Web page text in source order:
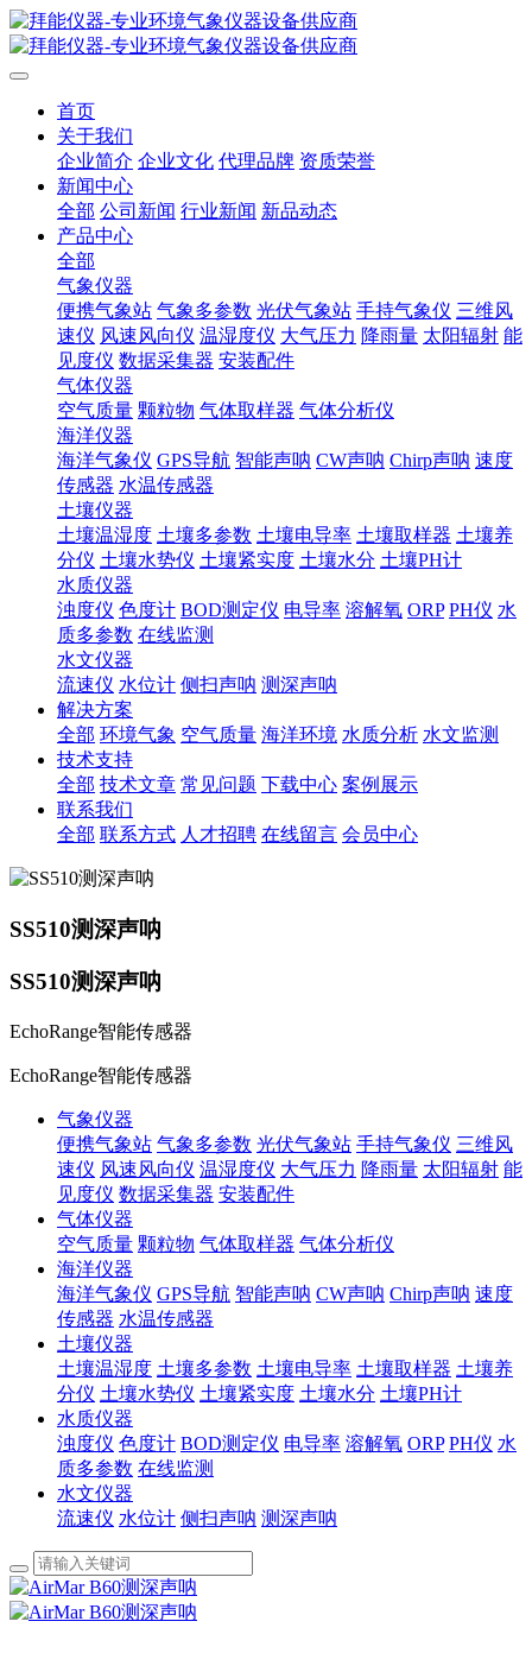
首页
关于我们
企业简介 企业文化 代理品牌 资质荣誉
新闻中心
全部 公司新闻 行业新闻 新品动态
产品中心
全部
气象仪器
便携气象站 气象多参数 光伏气象站 手持气象仪 三维风
速仪 风速风向仪 温湿度仪 大气压力 降雨量 太阳辐射 能
见度仪 数据采集器 安装配件
气体仪器
空气质量 颗粒物 气体取样器 气体分析仪
海洋仪器
海洋气象仪 GPS导航 智能声呐 CW声呐 Chirp声呐 速度
传感器 水温传感器
土壤仪器
土壤温湿度 土壤多参数 土壤电导率 土壤取样器 土壤养
分仪 土壤水势仪 土壤紧实度 土壤水分 土壤PH计
水质仪器
浊度仪 色度计 BOD测定仪 电导率 溶解氧 ORP PH仪 水
质多参数 在线监测
水文仪器
流速仪 水位计 侧扫声呐 测深声呐
解决方案
全部 环境气象 空气质量 海洋环境 水质分析 水文监测
技术支持
全部 技术文章 常见问题 下载中心 案例展示
联系我们
全部 联系方式 人才招聘 在线留言 会员中心
SS510测深声呐
SS510测深声呐
EchoRange智能传感器
EchoRange智能传感器
气象仪器
便携气象站 气象多参数 光伏气象站 手持气象仪 三维风
速仪 风速风向仪 温湿度仪 大气压力 降雨量 太阳辐射 能
见度仪 数据采集器 安装配件
气体仪器
空气质量 颗粒物 气体取样器 气体分析仪
海洋仪器
海洋气象仪 GPS导航 智能声呐 CW声呐 Chirp声呐 速度
传感器 水温传感器
土壤仪器
土壤温湿度 土壤多参数 土壤电导率 土壤取样器 土壤养
分仪 土壤水势仪 土壤紧实度 土壤水分 土壤PH计
水质仪器
浊度仪 色度计 BOD测定仪 电导率 溶解氧 ORP PH仪 水
质多参数 在线监测
水文仪器
流速仪 水位计 侧扫声呐 测深声呐